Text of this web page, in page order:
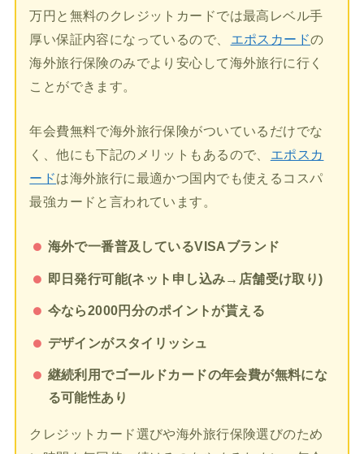
万円と無料のクレジットカードでは最高レベル手
厚い保証内容になっているので、
エポスカードの
海外旅行保険のみでより安心して海外旅行に行く
ことができます。
年会費無料で海外旅行保険がついているだけでな
く、他にも下記のメリットもあるので、
エポスカ
ードは海外旅行に最適かつ国内でも使えるコスパ
最強カードと言われています。
海外で一番普及しているVISAブランド
即日発行可能(ネット申し込み→店舗受け取り)
今なら2000円分のポイントが貰える
デザインがスタイリッシュ
継続利用でゴールドカードの年会費が無料にな
る可能性あり
クレジットカード選びや海外旅行保険選びのため